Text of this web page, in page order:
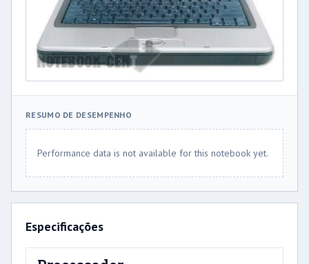
RESUMO DE DESEMPENHO
Performance data is not available for this notebook yet.
Especificações